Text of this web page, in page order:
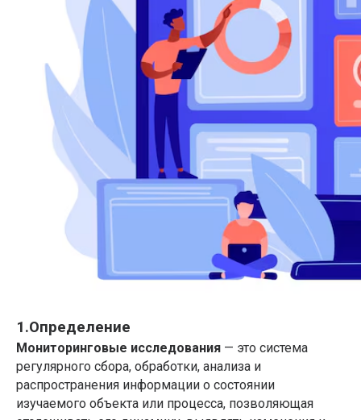
1.Определение
Мониторинговые исследования — это система
регулярного сбора, обработки, анализа и
распространения информации о состоянии
изучаемого объекта или процесса, позволяющая